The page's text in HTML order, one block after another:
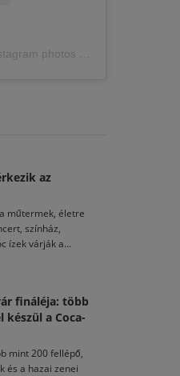
photos and videos
az
műtermek, életre
színház,
ízek várják a...
fináléja: több
a Coca-
mint 200 fellépő,
és a hazai zenei